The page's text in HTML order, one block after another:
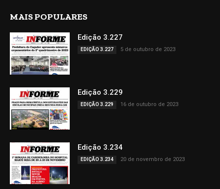
MAIS POPULARES
Edição 3.227
EDIÇÃO 3.227 5 de outubro de 2023
Edição 3.229
EDIÇÃO 3.229 16 de outubro de 2023
Edição 3.234
EDIÇÃO 3.234 20 de novembro de 2023